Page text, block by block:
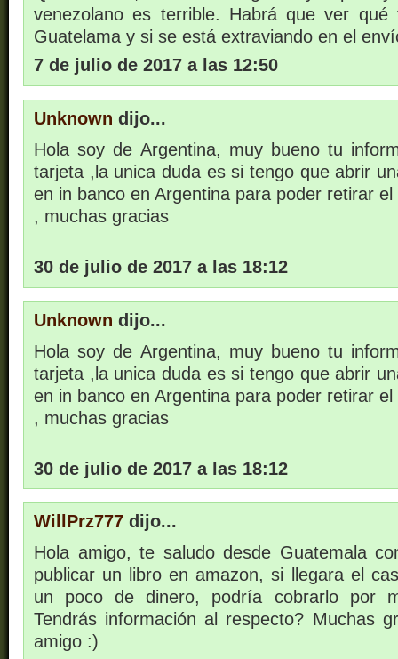
venezolano es terrible. Habrá que ver
Guatelama y si se está extraviando en el
7 de julio de 2017 a las 12:50
Unknown dijo...
Hola soy de Argentina, muy bueno tu
tarjeta ,la unica duda es si tengo que abrir
en in banco en Argentina para poder retirar el
, muchas gracias
30 de julio de 2017 a las 18:12
Unknown dijo...
Hola soy de Argentina, muy bueno tu
tarjeta ,la unica duda es si tengo que abrir
en in banco en Argentina para poder retirar el
, muchas gracias
30 de julio de 2017 a las 18:12
WillPrz777 dijo...
Hola amigo, te saludo desde Guatemala
publicar un libro en amazon, si llegara el
un poco de dinero, podría cobrarlo por
Tendrás información al respecto? Muchas
amigo :)